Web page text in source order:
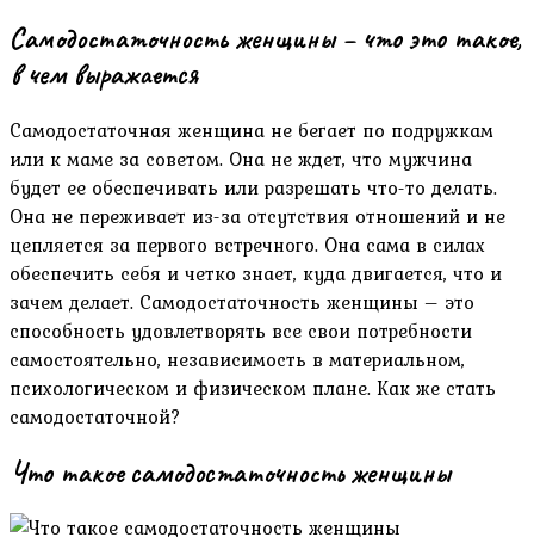
Самодостаточность женщины – что это такое,
в чем выражается
Самодостаточная женщина не бегает по подружкам
или к маме за советом. Она не ждет, что мужчина
будет ее обеспечивать или разрешать что-то делать.
Она не переживает из-за отсутствия отношений и не
цепляется за первого встречного. Она сама в силах
обеспечить себя и четко знает, куда двигается, что и
зачем делает. Самодостаточность женщины – это
способность удовлетворять все свои потребности
самостоятельно, независимость в материальном,
психологическом и физическом плане. Как же стать
самодостаточной?
Что такое самодостаточность женщины